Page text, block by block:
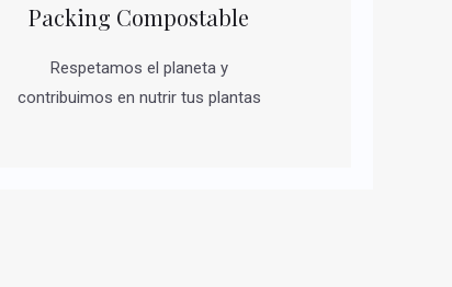
Packing Compostable
Respetamos el planeta y
contribuimos en nutrir tus plantas